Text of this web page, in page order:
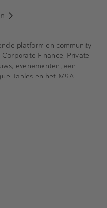
platform en community
Finance, Private
evenementen, een
Tables en het M&A